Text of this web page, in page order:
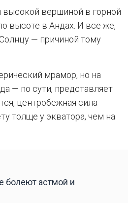
вершиной в горной
высоте в Андах. И все же,
— причиной тому
мрамор, но на
— по сути, представляет
центробежная сила
толще у экватора, чем на
болеют астмой и